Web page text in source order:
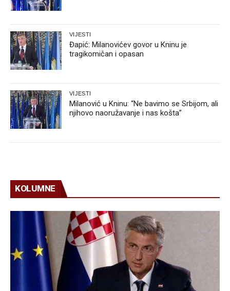
VIJESTI
Đapić: Milanovićev govor u Kninu je
tragikomičan i opasan
VIJESTI
Milanović u Kninu: “Ne bavimo se Srbijom, ali
njihovo naoružavanje i nas košta”
KOLUMNE